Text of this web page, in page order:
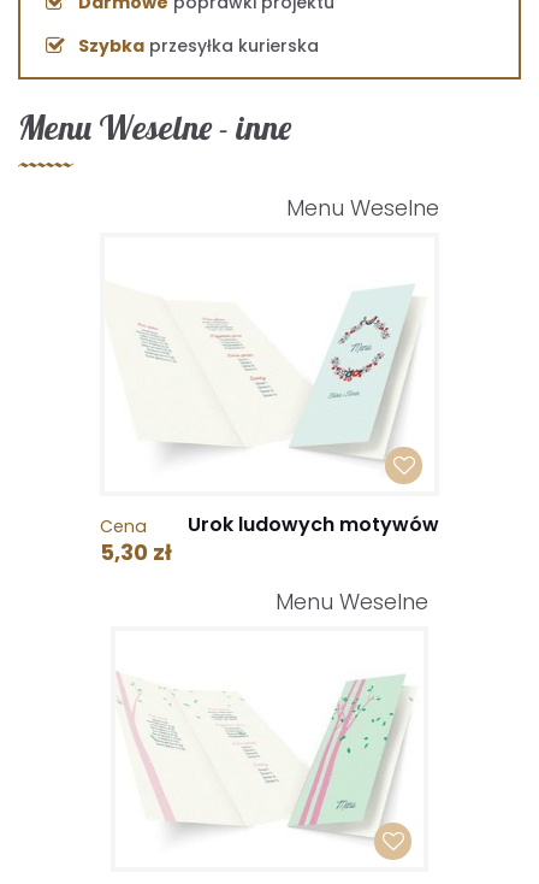
Menu Weselne - inne
Menu Weselne
Cena
5,30 zł
Urok ludowych motywów
Menu Weselne
Szybka przesyłka kurierska